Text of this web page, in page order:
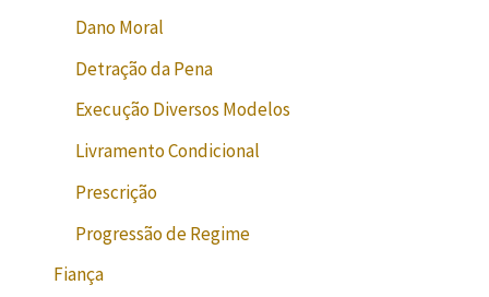
Dano Moral
Detração da Pena
Execução Diversos Modelos
Livramento Condicional
Prescrição
Progressão de Regime
Fiança